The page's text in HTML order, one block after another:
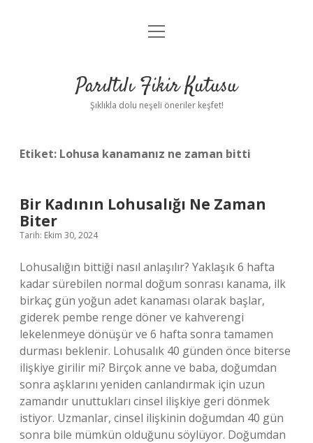
Anasayfa
Yasal Uyarı
menüyü
Parıltılı Fikir Kutusu
Şıklıkla dolu neşeli öneriler keşfet!
Etiket: Lohusa kanamanız ne zaman bitti
Bir Kadının Lohusalığı Ne Zaman
Biter
Tarih: Ekim 30, 2024
Lohusalığın bittiği nasıl anlaşılır? Yaklaşık 6 hafta
kadar sürebilen normal doğum sonrası kanama, ilk
birkaç gün yoğun adet kanaması olarak başlar,
giderek pembe renge döner ve kahverengi
lekelenmeye dönüşür ve 6 hafta sonra tamamen
durması beklenir. Lohusalık 40 günden önce biterse
ilişkiye girilir mi? Birçok anne ve baba, doğumdan
sonra aşklarını yeniden canlandırmak için uzun
zamandır unuttukları cinsel ilişkiye geri dönmek
istiyor. Uzmanlar, cinsel ilişkinin doğumdan 40 gün
sonra bile mümkün olduğunu söylüyor. Doğumdan